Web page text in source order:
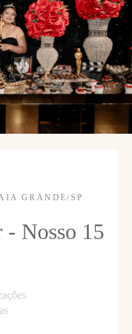
GRANDE/SP
- Nosso 15